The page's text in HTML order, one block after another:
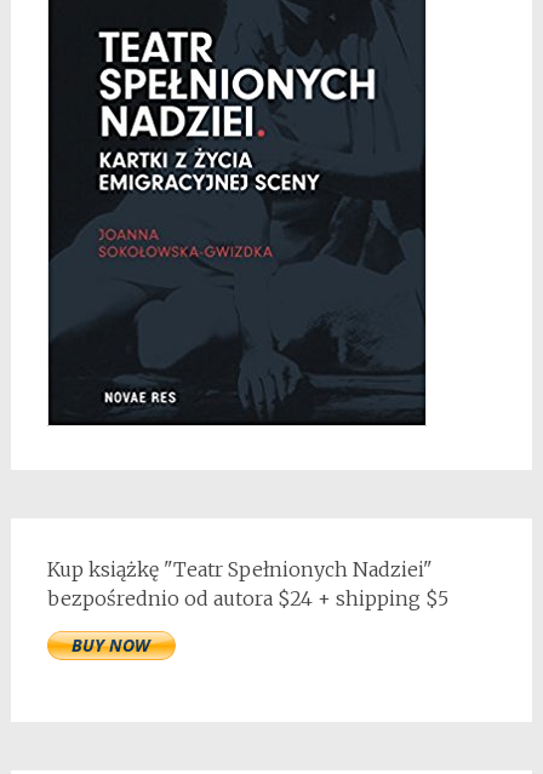
Kup książkę "Teatr Spełnionych Nadziei"
bezpośrednio od autora $24 + shipping $5